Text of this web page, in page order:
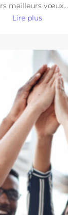
meilleurs vœux...
Lire plus